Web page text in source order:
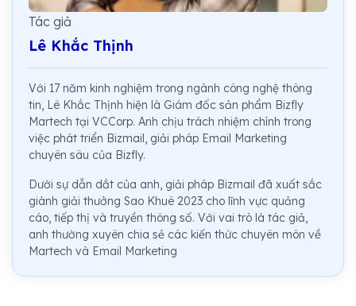
Tác giả
Lê Khắc Thịnh
Với 17 năm kinh nghiệm trong ngành công nghệ thông
tin, Lê Khắc Thịnh hiện là Giám đốc sản phẩm Bizfly
Martech tại VCCorp. Anh chịu trách nhiệm chính trong
việc phát triển Bizmail, giải pháp Email Marketing
chuyên sâu của Bizfly.
Dưới sự dẫn dắt của anh, giải pháp Bizmail đã xuất sắc
giành giải thưởng Sao Khuê 2023 cho lĩnh vực quảng
cáo, tiếp thị và truyền thông số. Với vai trò là tác giả,
anh thường xuyên chia sẻ các kiến thức chuyên môn về
Martech và Email Marketing